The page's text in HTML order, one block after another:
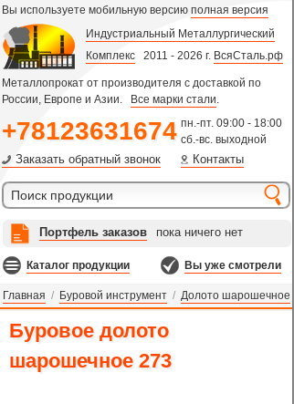
Вы используете мобильную версию полная версия
Индустриальный Металлургический
Комплекс 2011 - 2026 г. ВсяСталь.рф
Металлопрокат от производителя с доставкой по
России, Европе и Азии.
Все марки стали.
+78123631674 пн.-пт. 09:00 - 18:00
сб.-вс. выходной
Заказать обратный звонок Контакты
Портфель заказов пока ничего нет
Каталог продукции Вы уже смотрели
Главная / Буровой инструмент / Долото шарошечное
Буровое долото
шарошечное 273